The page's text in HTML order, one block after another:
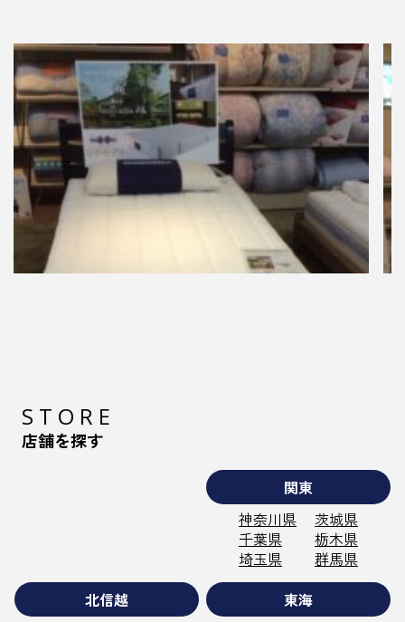
2022.09.18
した。 日本の西洋ホテルの草…
STORE
店舗を探す
関東
神奈川県
千葉県
埼玉県
茨城県
栃木県
群馬県
北信越
東海